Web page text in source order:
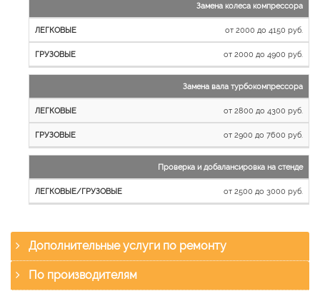
Замена колеса компрессора
от 2000 до 4150 руб.
от 2000 до 4900 руб.
Замена вала турбокомпрессора
от 2800 до 4300 руб.
от 2900 до 7600 руб.
Проверка и добалансировка на стенде
от 2500 до 3000 руб.
Дополнительные услуги по ремонту
По производителям